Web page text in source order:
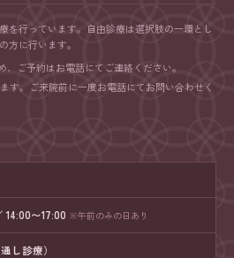
を行っています。自由診療は選択肢の一環とし
方に行います。
、ご予約はお電話にてご連絡ください。
す。ご来院前に一度お電話にてお問い合わせく
14:00〜17:00 ※午前のみの日あり
し診療）